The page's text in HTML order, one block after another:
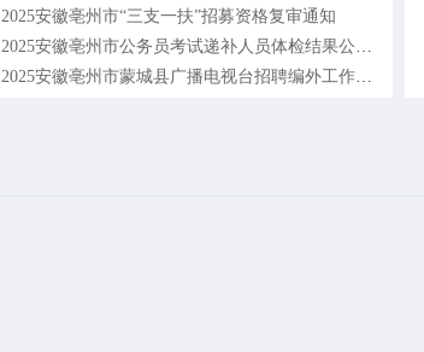
2025安徽亳州市“三支一扶”招募资格复审通知
2025安徽亳州市公务员考试递补人员体检结果公告（三
2025安徽亳州市蒙城县广播电视台招聘编外工作人员体